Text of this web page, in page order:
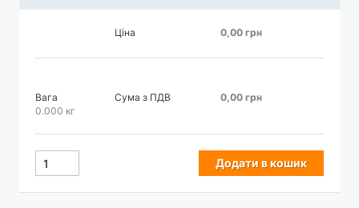
Ціна 0,00 грн
Вага
0.000 кг
Сума з ПДВ 0,00 грн
Додати в кошик